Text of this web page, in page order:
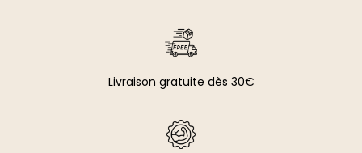
Livraison gratuite dès 30€